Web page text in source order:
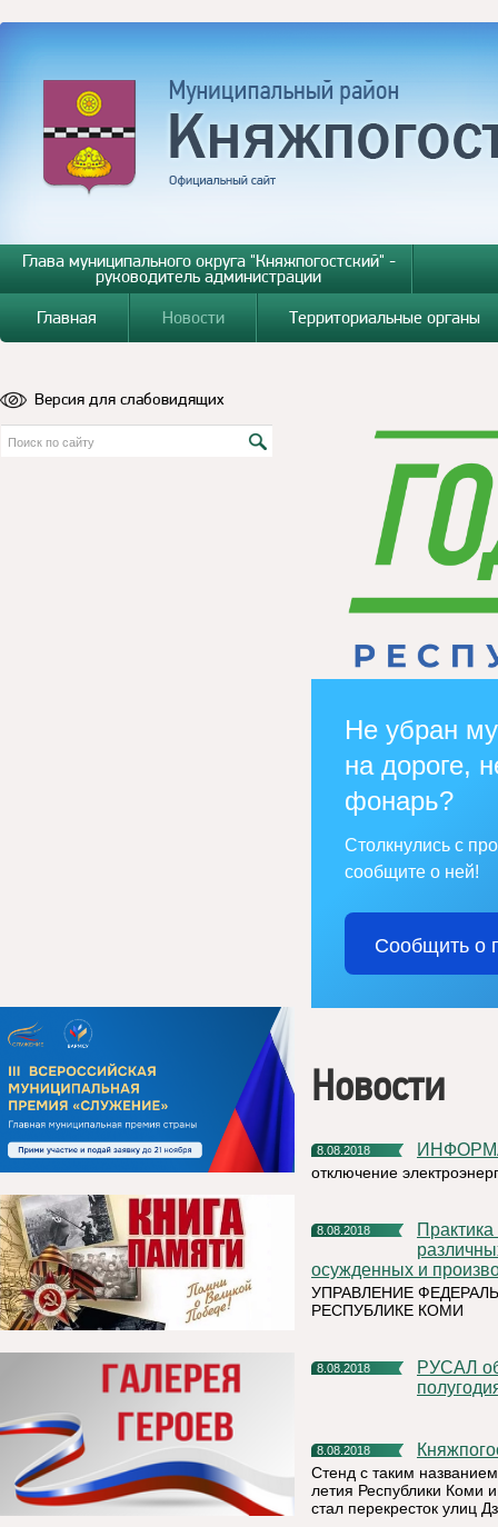
Глава муниципального округа "Княжпогостский" -
руководитель администрации
Главная
Новости Территориальные органы
Версия для слабовидящих
Не убран
на дороге,
фонарь?
Столкнулись с
сообщите о ней!
Сообщить о
Новости
8.08.2018
отключение
8.08.2018
Практика организации взаимодействия с организациями
осужденных и
УПРАВЛЕНИЕ
РЕСПУБЛИКЕ КОМИ
8.08.2018
РУСАЛ объявляет результаты второго квартала и первого
8.08.2018
Стенд с таким
летия Республики Коми
стал перекресток улиц